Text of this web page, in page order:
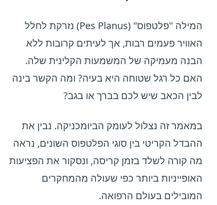
המילה "פלטפוס" (Pes Planus) נזרקת לחלל
האוויר פעמים רבות, אך לעיתים קרובות ללא
הבנה מעמיקה של המשמעות הקלינית שלה.
האם כל רגל שטוחה היא בעיה? ומה הקשר בינה
לבין הכאב שיש לכם בברך או בגב?
במאמר זה נצלול לעומק הביומכניקה. נבין את
ההבדל הקריטי בין סוגי הפלטפוס השונים, נראה
מה קורה לשלד בזמן קריסה, ונסקור את הפציעות
האופייניות ביותר כפי שעולה מהמחקרים
המובילים בעולם הרפואה.